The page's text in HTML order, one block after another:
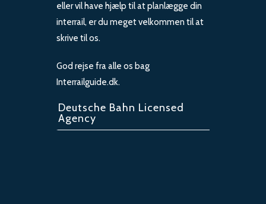
eller vil have hjælp til at planlægge din
interrail, er du meget velkommen til at
skrive til os.
God rejse fra alle os bag
Interrailguide.dk.
Deutsche Bahn Licensed
Agency